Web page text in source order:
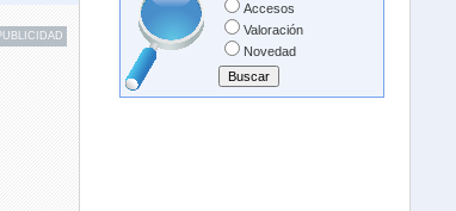
Accesos
Valoración
Novedad